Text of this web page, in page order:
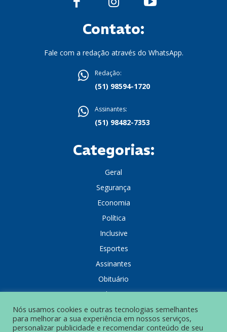
Contato:
Fale com a redação através do WhatsApp.
Redação:
(51) 98594-1720
Assinantes:
(51) 98482-7353
Categorias:
Geral
Segurança
Economia
Política
Inclusive
Esportes
Assinantes
Obituário
Colunistas
Nós usamos cookies e outras tecnologias semelhantes
para melhorar a sua experiência em nossos serviços,
personalizar publicidade e recomendar conteúdo de seu